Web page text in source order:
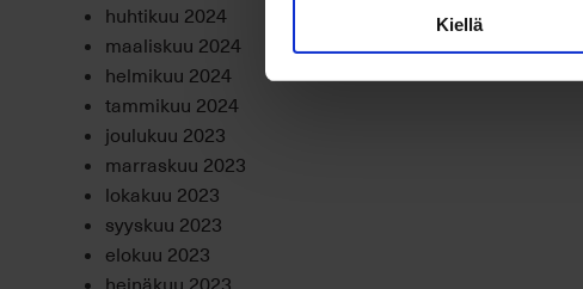
Kiellä
huhtikuu 2024
maaliskuu 2024
helmikuu 2024
tammikuu 2024
joulukuu 2023
marraskuu 2023
lokakuu 2023
syyskuu 2023
elokuu 2023
heinäkuu 2023